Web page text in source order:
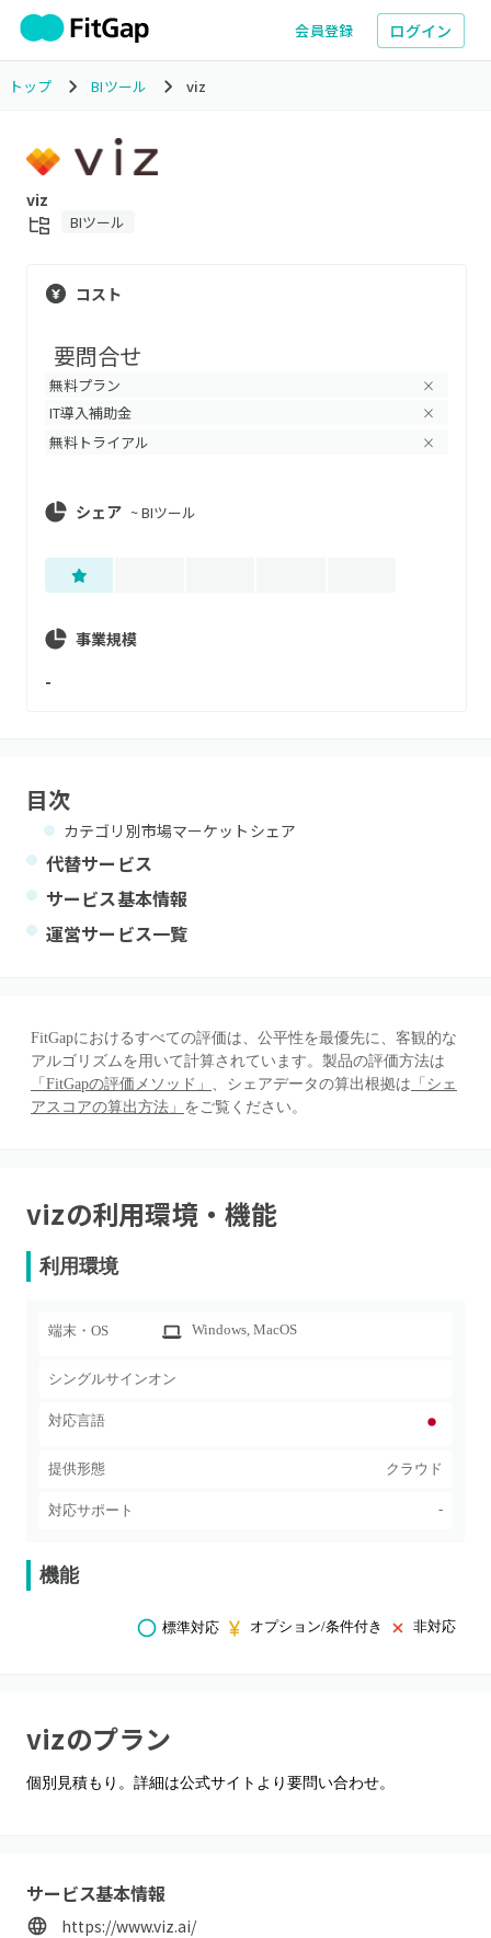
会員登録 ログイン
トップ BIツール viz
viz
BIツール
コスト
要問合せ
無料プラン ×
IT導入補助金 ×
無料トライアル ×
シェア ~BIツール
事業規模
-
目次
カテゴリ別市場マーケットシェア
代替サービス
サービス基本情報
運営サービス一覧
FitGapにおけるすべての評価は、公平性を最優先に、客観的な
アルゴリズムを用いて計算されています。製品の評価方法は
「FitGapの評価メソッド」 、シェアデータの算出根拠は 「シェ
アスコアの算出方法」 をご覧ください。
vizの利用環境・機能
利用環境
端末・OS Windows, MacOS
シングルサインオン
対応言語
提供形態 クラウド
対応サポート -
機能
標準対応 オプション/条件付き 非対応
vizのプラン
個別見積もり。詳細は公式サイトより要問い合わせ。
サービス基本情報
https://www.viz.ai/